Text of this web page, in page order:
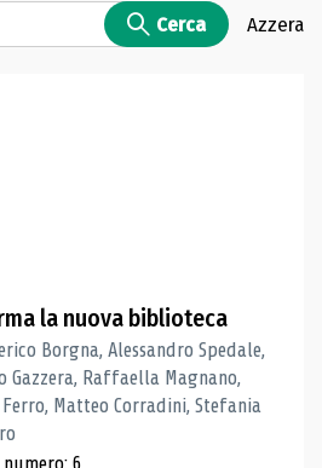
Cerca Azzera
la nuova biblioteca
Borgna, Alessandro Spedale,
Gazzera, Raffaella Magnano,
Matteo Corradini, Stefania